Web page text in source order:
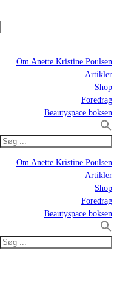
Om Anette Kristine Poulsen
Artikler
Shop
Foredrag
Beautyspace boksen
Om Anette Kristine Poulsen
Artikler
Shop
Foredrag
Beautyspace boksen